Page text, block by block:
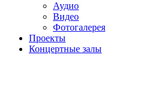
Аудио
Видео
Фотогалерея
Проекты
Концертные залы